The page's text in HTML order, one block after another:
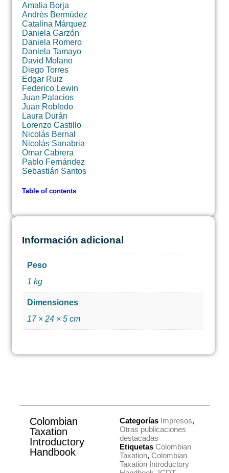
Amalia Borja
Andrés Bermúdez
Catalina Márquez
Daniela Garzón
Daniela Romero
Daniela Tamayo
David Molano
Diego Torres
Edgar Ruiz
Federico Lewin
Juan Palacios
Juan Robledo
Laura Durán
Lorenzo Castillo
Nicolás Bernal
Nicolás Sanabria
Omar Cabrera
Pablo Fernández
Sebastián Santos
Table of contents
Información adicional
Peso
1 kg
Dimensiones
17 × 24 × 5 cm
Colombian
Taxation
Introductory
Handbook
Categorías Impresos,
Otras publicaciones
destacadas
Etiquetas Colombian
Taxation, Colombian
Taxation Introductory